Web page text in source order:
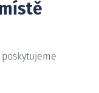
poskytujeme